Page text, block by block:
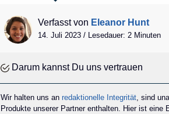
Verfasst von Eleanor Hunt
14. Juli 2023 / Lesedauer: 2 Minuten
Darum kannst Du uns vertrauen
Wir halten uns anredaktionelle Integrität, sind
Produkte unserer Partner enthalten. Hier ist eine